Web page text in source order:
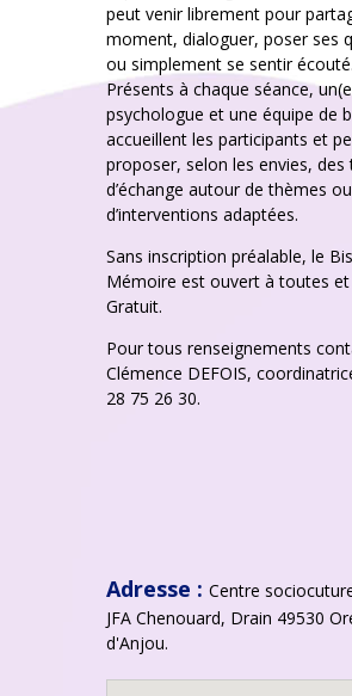
peut venir librement pour
moment, dialoguer, poser ses
ou simplement se sentir écouté.
Présents à chaque séance,
psychologue et une équipe de
accueillent les participants et
proposer, selon les envies, des
d’échange autour de thèmes ou
d’interventions adaptées.
Sans inscription préalable, le
Mémoire est ouvert à toutes
Gratuit.
Pour tous renseignements
Clémence DEFOIS,
28 75 26 30.
Adresse : Centre
JFA Chenouard, Drain 49530
d'Anjou.